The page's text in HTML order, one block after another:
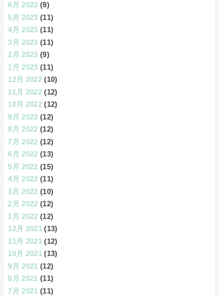
6月 2023 (9)
5月 2023 (11)
4月 2023 (11)
3月 2023 (11)
2月 2023 (9)
1月 2023 (11)
12月 2022 (10)
11月 2022 (12)
10月 2022 (12)
9月 2022 (12)
8月 2022 (12)
7月 2022 (12)
6月 2022 (13)
5月 2022 (15)
4月 2022 (11)
3月 2022 (10)
2月 2022 (12)
1月 2022 (12)
12月 2021 (13)
11月 2021 (12)
10月 2021 (13)
9月 2021 (12)
8月 2021 (11)
7月 2021 (11)